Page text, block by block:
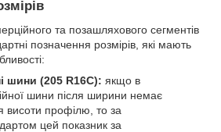
та позашляхового сегментів
позначення розмірів, які мають
шини (205 R16C): якщо в
шини після ширини немає
висоти профілю, то за
цей показник за